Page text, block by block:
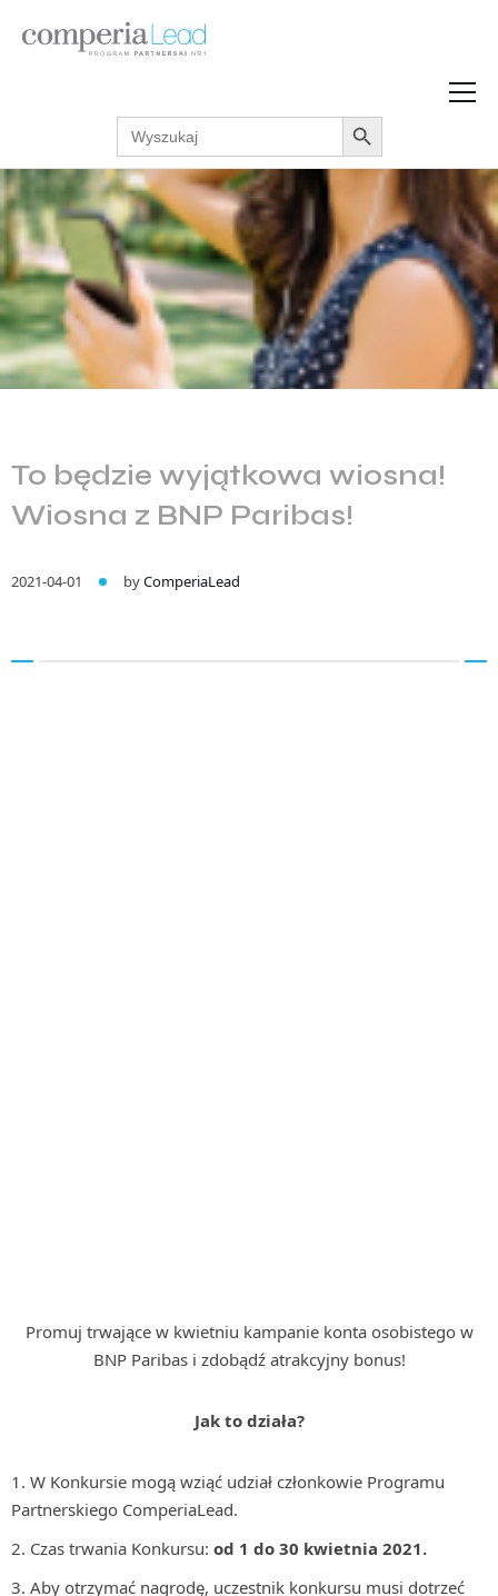
Strefa Wiedzy
Podcasty
Zarabiaj w internecie
Akcje promocyjne
Regulaminy
Search
for:
Search Button
To będzie wyjątkowa wiosna!
Wiosna z BNP Paribas!
2021-04-01 byComperiaLead
Promuj trwające w kwietniu kampanie konta osobistego w
BNP Paribas i zdobądź atrakcyjny bonus!
Jak to działa?
W Konkursie mogą wziąć udział członkowie Programu
Partnerskiego ComperiaLead.
Czas trwania Konkursu: od 1 do 30 kwietnia 2021.
Aby otrzymać nagrodę, uczestnik konkursu musi dotrzeć